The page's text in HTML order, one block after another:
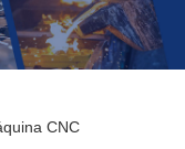
CNC